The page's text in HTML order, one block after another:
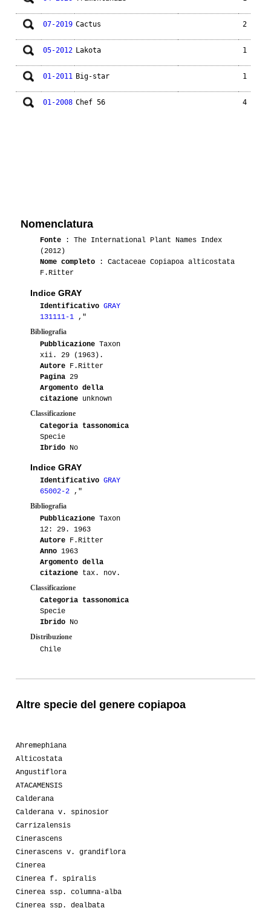
07-2019 Cactus 2
05-2012 Lakota 1
01-2011 Big-star 1
01-2008 Chef 56 4
Nomenclatura
Fonte : The International Plant Names Index
(2012)
Nome completo : Cactaceae Copiapoa alticostata
F.Ritter
Indice GRAY
Identificativo GRAY
131111-1 ,"
Bibliografia
Pubblicazione Taxon
xii. 29 (1963).
Autore F.Ritter
Pagina 29
Argomento della
citazione unknown
Classificazione
Categoria tassonomica
Specie
Ibrido No
Indice GRAY
Identificativo GRAY
65002-2 ,"
Bibliografia
Pubblicazione Taxon
12: 29. 1963
Autore F.Ritter
Anno 1963
Argomento della
citazione tax. nov.
Classificazione
Categoria tassonomica
Specie
Ibrido No
Distribuzione
Chile
Altre specie del genere copiapoa
Ahremephiana
Alticostata
Angustiflora
ATACAMENSIS
Calderana
Calderana v. spinosior
Carrizalensis
Cinerascens
Cinerascens v. grandiflora
Cinerea
Cinerea f. spiralis
Cinerea ssp. columna-alba
Cinerea ssp. dealbata